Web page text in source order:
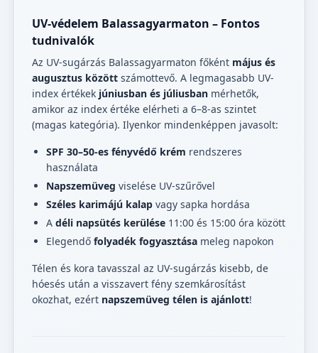
UV-védelem Balassagyarmaton – Fontos
tudnivalók
Az UV-sugárzás Balassagyarmaton főként május és
augusztus között számottevő. A legmagasabb UV-
index értékek júniusban és júliusban mérhetők,
amikor az index értéke elérheti a 6–8-as szintet
(magas kategória). Ilyenkor mindenképpen javasolt:
SPF 30–50-es fényvédő krém rendszeres
használata
Napszemüveg viselése UV-szűrővel
Széles karimájú kalap vagy sapka hordása
A déli napsütés kerülése 11:00 és 15:00 óra között
Elegendő folyadék fogyasztása meleg napokon
Télen és kora tavasszal az UV-sugárzás kisebb, de
hóesés után a visszavert fény szemkárosítást
okozhat, ezért napszemüveg télen is ajánlott!